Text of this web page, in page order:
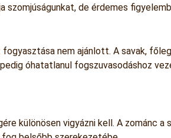
de érdemes
nem ajánlott. A savak,
óhatatlanul fogszuvasodáshoz
különösen vigyázni kell. A zománc